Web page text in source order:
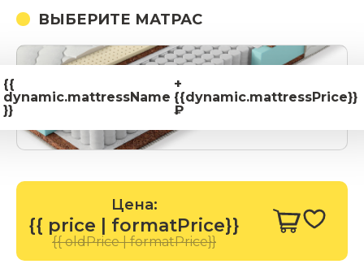
ВЫБЕРИТЕ МАТРАС
{{
dynamic.mattressName
}}
+
{{dynamic.mattressPrice}}
₽
Цена:
{{ price | formatPrice}}
{{ oldPrice | formatPrice}}